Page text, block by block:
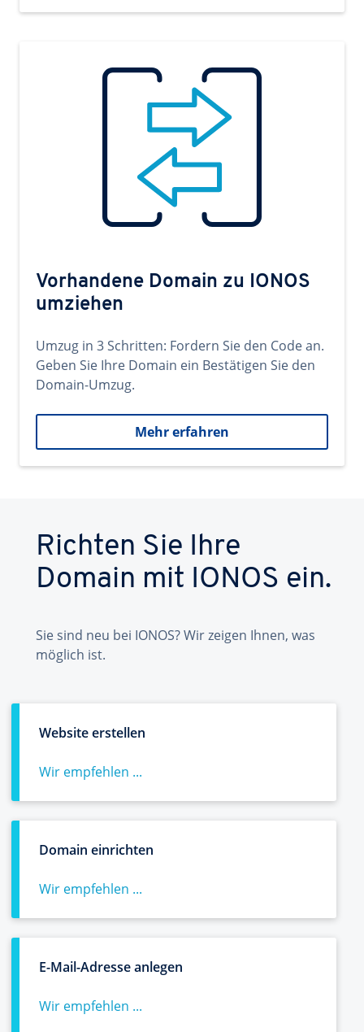
Vorhandene Domain zu IONOS
umziehen
Umzug in 3 Schritten: Fordern Sie den Code an.
Geben Sie Ihre Domain ein Bestätigen Sie den
Domain-Umzug.
Mehr erfahren
Richten Sie Ihre
Domain mit IONOS ein.
Sie sind neu bei IONOS? Wir zeigen Ihnen, was
möglich ist.
Website erstellen
Wir empfehlen ...
Domain einrichten
Wir empfehlen ...
E-Mail-Adresse anlegen
Wir empfehlen ...